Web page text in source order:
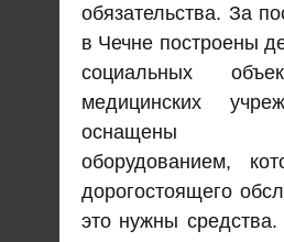
обязательства. За
в Чечне построены
социальных
медицинских
оснащены
оборудованием,
дорогостоящего
это нужны